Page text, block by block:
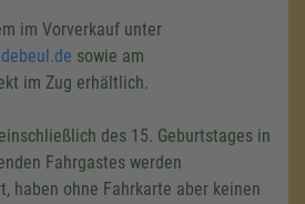
im Vorverkauf unter
sowie am
im Zug erhältlich.
des 15. Geburtstages in
Fahrgastes werden
haben ohne Fahrkarte aber keinen